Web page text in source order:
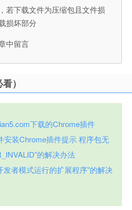
若下载文件为压缩包且文件损
损坏部分
中留言
）
下载的Chrome插件
安装Chrome插件提示 程序包无
的解决办法
发者模式运行的扩展程序”的解决